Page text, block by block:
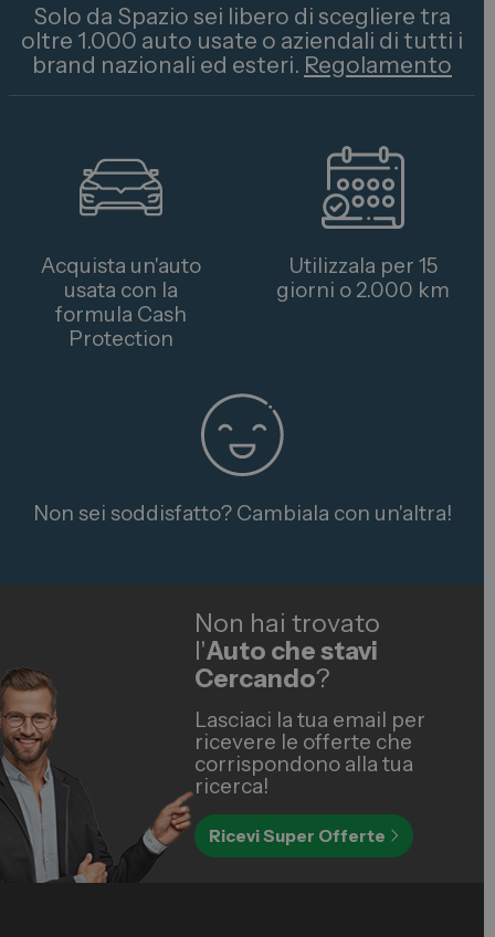
Solo da Spazio sei libero di scegliere tra
oltre 1.000 auto usate o aziendali di tutti i
brand nazionali ed esteri. Regolamento
Acquista un'auto
usata con la
formula Cash
Protection
Utilizzala per 15
giorni o 2.000 km
Non sei soddisfatto? Cambiala con un'altra!
Non hai trovato
l'Auto che stavi
Cercando?
Lasciaci la tua email per
ricevere le offerte che
corrispondono alla tua
ricerca!
Ricevi Super Offerte